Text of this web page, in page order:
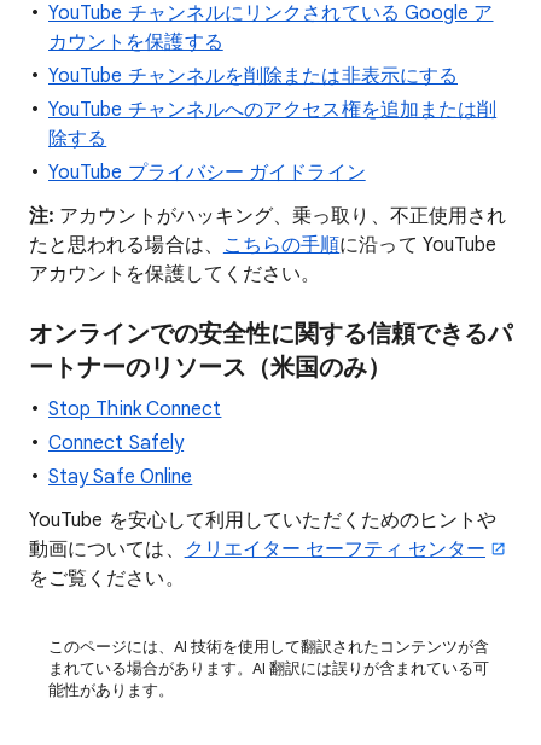
YouTube チャンネルにリンクされている Google ア
カウントを保護する
YouTube チャンネルを削除または非表示にする
YouTube チャンネルへのアクセス権を追加または削
除する
YouTube プライバシー ガイドライン
注: アカウントがハッキング、乗っ取り、不正使用され
たと思われる場合は、
こちらの手順に沿って YouTube
アカウントを保護してください。
オンラインでの安全性に関する信頼できるパ
ートナーのリソース（米国のみ）
Stop Think Connect
Connect Safely
Stay Safe Online
YouTube を安心して利用していただくためのヒントや
動画については、
クリエイター セーフティ センター
をご覧ください。
このページには、AI 技術を使用して翻訳されたコンテンツが含
まれている場合があります。AI 翻訳には誤りが含まれている可
能性があります。